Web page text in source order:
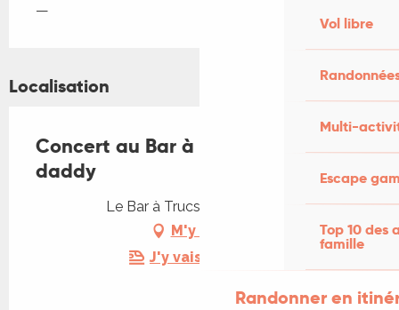
Vol libre
Multi-
Escape
Top 10 des
famille
Randonner en
—
Localisation
Concert au Bar à Trucs: Rockin'
daddy
Le Bar à Trucs, 46150 Lherm
M'y rendre
J'y vais en train !